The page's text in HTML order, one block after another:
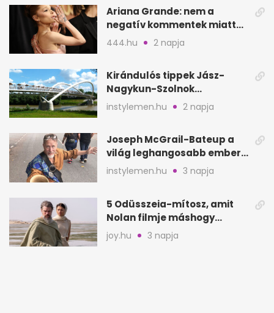
Ariana Grande: nem a
negatív kommentek miatt
vonul vissza
444.hu 2 napja
Kirándulós tippek Jász-
Nagykun-Szolnok
megyében: 6 kihagyhatatlan
hely
instylemen.hu 2 napja
Joseph McGrail-Bateup a
világ leghangosabb embere
lett Ausztráliából
instylemen.hu 3 napja
5 Odüsszeia-mítosz, amit
Nolan filmje máshogy
mutat, mint Homérosz
joy.hu 3 napja